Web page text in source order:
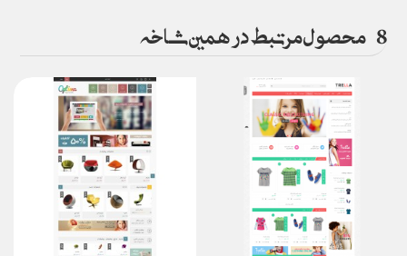
8 محصول مرتبط در همین شاخه